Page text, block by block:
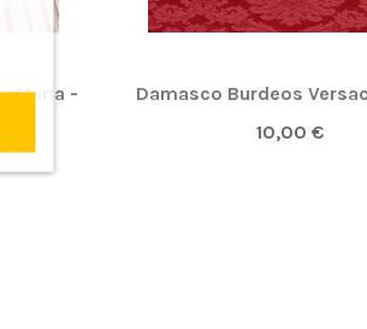
Maria -
Damasco Burdeos
10,00 €